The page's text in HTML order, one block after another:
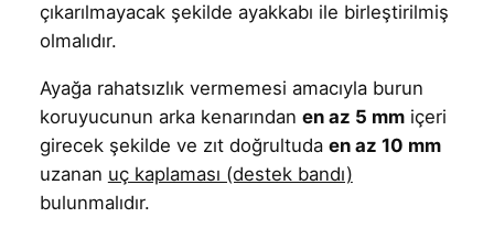
çıkarılmayacak şekilde ayakkabı ile birleştirilmiş
olmalıdır.
Ayağa rahatsızlık vermemesi amacıyla burun
koruyucunun arka kenarından en az 5 mmiçeri
girecek şekilde ve zıt doğrultuda en az 10 mm
uzanan uç kaplaması (destek bandı)
bulunmalıdır.